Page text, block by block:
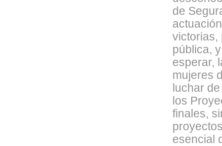
de
victorias,
pública,
esperar,
mujeres
luchar
los
finales,
esencial